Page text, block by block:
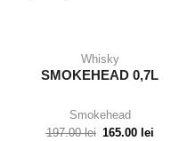
Whisky
SMOKEHEAD 0,7L
Smokehead
197.00lei 165.00 lei